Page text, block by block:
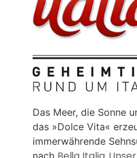
Das Meer, die Sonne
das »Dolce Vita«
immerwährende